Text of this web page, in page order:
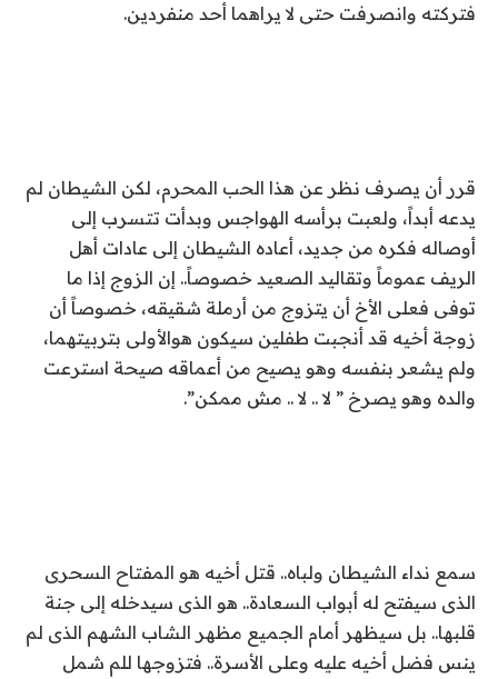
فتركته وانصرفت حتى لا يراهما أحد منفردين.
قرر أن يصرف نظر عن هذا الحب المحرم، لكن الشيطان لم
يدعه أبداً، ولعبت برأسه الهواجس وبدأت تتسرب إلى
أوصاله فكره من جديد، أعاده الشيطان إلى عادات أهل
الريف عموماً وتقاليد الصعيد خصوصاً.. إن الزوج إذا ما
توفى فعلى الأخ أن يتزوج من أرملة شقيقه، خصوصاً أن
زوجة أخيه قد أنجبت طفلين سيكون هوالأولى بتربيتهما،
ولم يشعر بنفسه وهو يصيح من أعماقه صيحة استرعت
والده وهو يصرخ ” لا .. لا .. مش ممكن”.
سمع نداء الشيطان ولباه.. قتل أخيه هو المفتاح السحرى
الذى سيفتح له أبواب السعادة.. هو الذى سيدخله إلى جنة
قلبها.. بل سيظهر أمام الجميع مظهر الشاب الشهم الذى لم
ينس فضل أخيه عليه وعلى الأسرة.. فتزوجها للم شمل